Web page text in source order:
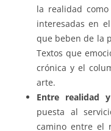
la realidad
interesadas en
que beben de la
Textos que
crónica y el
arte.
Entre realidad
puesta al
camino entre el